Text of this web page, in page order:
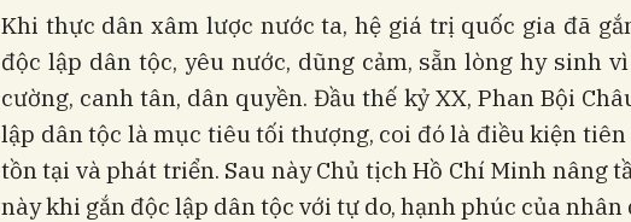
Khi thực dân xâm lược nước ta, hệ giá trị quốc gia đã
độc lập dân tộc, yêu nước, dũng cảm, sẵn lòng hy sinh
cường, canh tân, dân quyền. Đầu thế kỷ XX, Phan Bội
lập dân tộc là mục tiêu tối thượng, coi đó là điều kiện tiên
tồn tại và phát triển. Sau này Chủ tịch Hồ Chí Minh nâng
này khi gắn độc lập dân tộc với tự do, hạnh phúc của nhân